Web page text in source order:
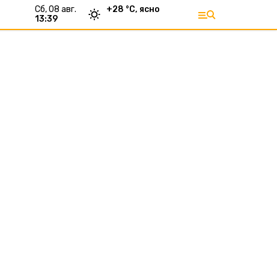
сб, 08 авг.
13:39
+28 °С, ясно